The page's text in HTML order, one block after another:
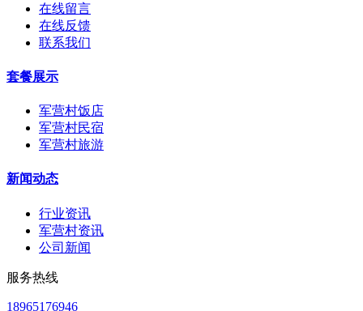
在线留言
在线反馈
联系我们
套餐展示
军营村饭店
军营村民宿
军营村旅游
新闻动态
行业资讯
军营村资讯
公司新闻
服务热线
18965176946